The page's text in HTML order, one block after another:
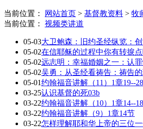
当前位置： 网站首页 > 基督教资料 > 牧
当前位置： 视频类讲道
05-03大卫鲍森：旧约圣经纵览：创
05-02在信耶稣的过程中你有转捩
05-02远志明：幸福婚姻之一：认
05-02吴勇：从圣经看祷告：祷告的
05-01约翰福音讲解（11）1章19--
03-25认识基督的死03b
03-22约翰福音讲解（10）1章14--
03-22约翰福音讲解（9）1章14节
03-22怎样理解耶和华上帝的三位